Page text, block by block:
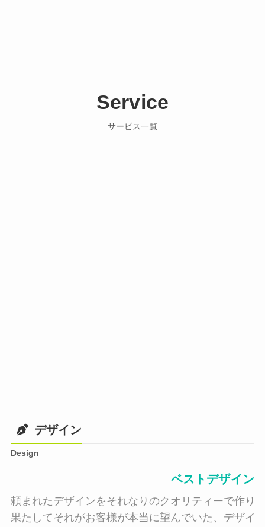
Service
サービス一覧
デザイン
Design
ベストデザイン
頼まれたデザインをそれなりのクオリティーで作り
果たしてそれがお客様が本当に望んでいた、デザイ